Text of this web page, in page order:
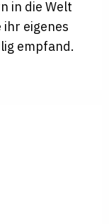
in die Welt
eigenes
empfand.